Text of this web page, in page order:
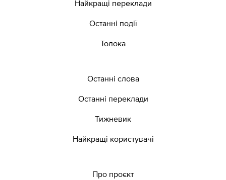
Найкращі переклади
Останні події
Толока
Останні слова
Останні переклади
Тижневик
Найкращі користувачі
Про проєкт